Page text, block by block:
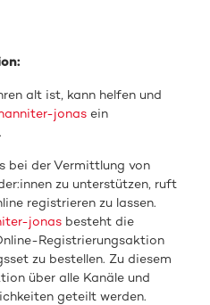
alt ist, kann helfen und
jonas ein
bei der Vermittlung von
zu unterstützen, ruft
registrieren zu lassen.
jonas besteht die
Registrierungsaktion
zu bestellen. Zu diesem
über alle Kanäle und
geteilt werden.